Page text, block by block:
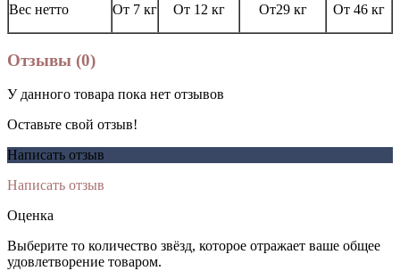
Вес нетто От 7 кг От 12 кг От29 кг От 46 кг
Отзывы (0)
У данного товара пока нет отзывов
Оставьте свой отзыв!
Написать отзыв
Написать отзыв
Оценка
Выберите то количество звёзд, которое отражает ваше общее
удовлетворение товаром.